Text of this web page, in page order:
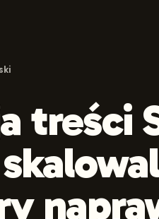
treści